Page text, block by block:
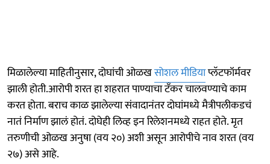
मिळालेल्या माहितीनुसार, दोघांची ओळखसोशल मीडियाप्लॅटफॉर्मवर
झाली होती.आरोपी शरत हा शहरात पाण्याचा टँकर चालवण्याचे काम
करत होता. बराच काळ झालेल्या संवादानंतर दोघांमध्ये मैत्रीपलीकडचं
नातं निर्माण झालं होतं. दोघेही लिव्ह इन रिलेशनमध्ये राहत होते. मृत
तरुणीची ओळख अनुषा (वय २०) अशी असून आरोपीचे नाव शरत (वय
२७) असे आहे.